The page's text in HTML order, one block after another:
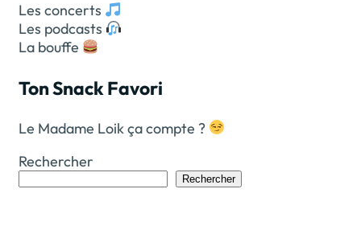
Les concerts
Les podcasts
La bouffe
Ton Snack Favori
Le Madame Loik ça compte ?
Rechercher
Rechercher